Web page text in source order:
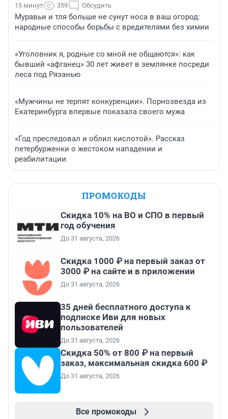
15 минут 359 Обсудить
Муравьи и тля больше не сунут носа в ваш огород:
народные способы борьбы с вредителями без химии
«Уголовник я, родные со мной не общаются»: как
бывший «афганец» 30 лет живет в землянке посреди
леса под Рязанью
«Мужчины не терпят конкуренции». Порнозвезда из
Екатеринбурга впервые показала своего мужа
«Год преследовал и облил кислотой». Рассказ
петербурженки о жестоком нападении и
реабилитации
ПРОМОКОДЫ
Скидка 10% на ВО и СПО в первый
год обучения
До 31 августа, 2026
Скидка 1000 ₽ на первый заказ от
3000 ₽ на сайте и в приложении
До 31 августа, 2026
35 дней бесплатного доступа к
подписке Иви для новых
пользователей
До 31 августа, 2026
Скидка 50% от 800 ₽ на первый
заказ, максимальная скидка 600 ₽
До 31 августа, 2026
Все промокоды